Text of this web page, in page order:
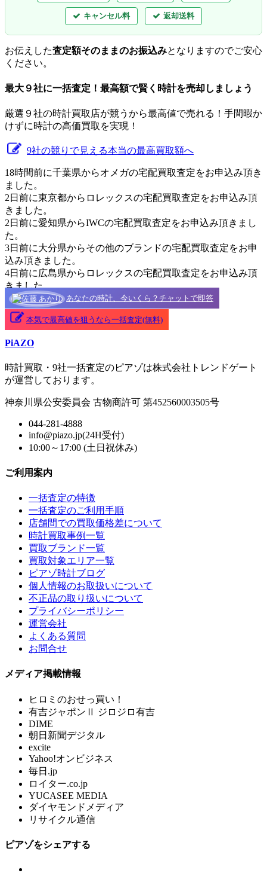
キャンセル料 返却送料
お伝えした査定額そのままのお振込みとなりますのでご安心
ください。
最大９社に一括査定！ 最高額で賢く時計を売却しましょう
厳選９社の時計買取店が競うから最高値で売れる！手間暇か
けずに時計の高価買取を実現！
9社の競りで見える本当の最高買取額へ
18時間前に千葉県からオメガの宅配買取査定をお申込み頂き
ました。
2日前に東京都からロレックスの宅配買取査定をお申込み頂
きました。
2日前に愛知県からIWCの宅配買取査定をお申込み頂きまし
た。
3日前に大分県からその他のブランドの宅配買取査定をお申
込み頂きました。
4日前に広島県からロレックスの宅配買取査定をお申込み頂
きました。
あなたの時計、今いくら？チャットで即答
本気で最高値を狙うなら一括査定(無料)
PiAZO
時計買取・9社一括査定のピアゾは株式会社トレンドゲート
が運営しております。
神奈川県公安委員会 古物商許可 第452560003505号
044-281-4888
info@piazo.jp(24H受付)
10:00～17:00 (土日祝休み)
ご利用案内
一括査定の特徴
一括査定のご利用手順
店舗間での買取価格差について
時計買取事例一覧
買取ブランド一覧
買取対象エリア一覧
ピアゾ時計ブログ
個人情報のお取扱いについて
不正品の取り扱いについて
プライバシーポリシー
運営会社
よくある質問
お問合せ
メディア掲載情報
ヒロミのおせっ買い！
有吉ジャポンⅡ ジロジロ有吉
DIME
朝日新聞デジタル
excite
Yahoo!オンビジネス
毎日.jp
ロイター.co.jp
YUCASEE MEDIA
ダイヤモンドメディア
リサイクル通信
ピアゾをシェアする